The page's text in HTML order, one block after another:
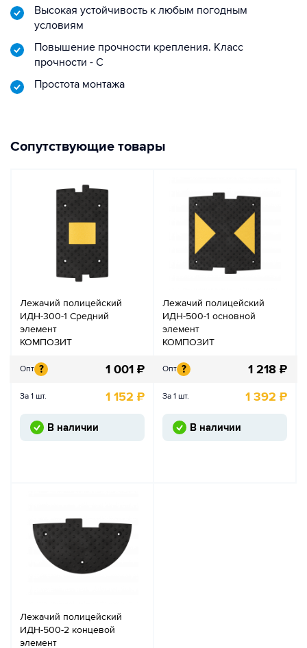
Высокая устойчивость к любым погодным
условиям
Повышение прочности крепления. Класс
прочности - С
Простота монтажа
Сопутствующие товары
Лежачий полицейский
ИДН-300-1 Средний
элемент
КОМПОЗИТ
Опт ? 1 001 ₽
За 1 шт. 1 152 ₽
В наличии
Лежачий полицейский
ИДН-500-1 основной
элемент
КОМПОЗИТ
Опт ? 1 218 ₽
За 1 шт. 1 392 ₽
В наличии
Лежачий полицейский
ИДН-500-2 концевой
элемент